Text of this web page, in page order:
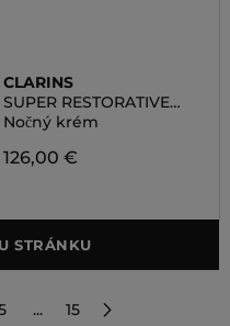
CLARINS
SUPER RESTORATIVE
NIGHT CREAM
Nočný krém
126,00 €
STRÁNKU
... 15